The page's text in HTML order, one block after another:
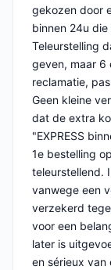
gekozen door
binnen 24u
Teleurstelling
geven, maar 6
reclamatie,
Geen kleine
dat de extra
"EXPRESS
1e bestelling
teleurstellend.
vanwege een
verzekerd
voor een
later is
en sérieux van